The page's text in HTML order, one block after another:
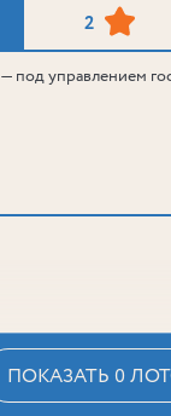
2
— под управлением
ПОКАЗАТЬ 0